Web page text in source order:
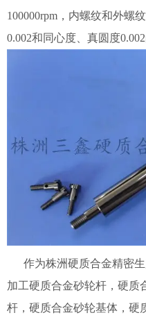
100000rpm，内螺纹和外螺
0.002和同心度、真圆度
作为株洲硬质合金精密生
加工硬质合金砂轮杆，硬质
杆，硬质合金砂轮基体，硬